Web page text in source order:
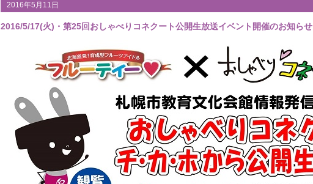
2016年5月11日
2016/5/17(火)・第25回おしゃべりコネクート公開生放送イベント開催のお知らせ